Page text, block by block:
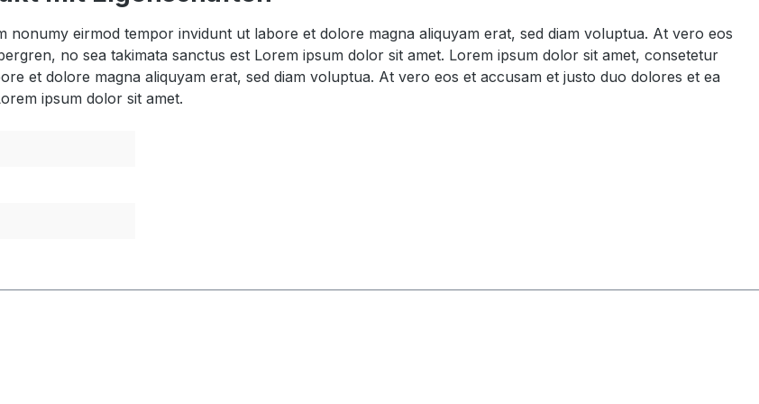
nonumy eirmod tempor invidunt ut labore et dolore magna aliquyam erat, sed diam voluptua. At vero eos
no sea takimata sanctus est Lorem ipsum dolor sit amet. Lorem ipsum dolor sit amet, consetetur
et dolore magna aliquyam erat, sed diam voluptua. At vero eos et accusam et justo duo dolores et ea
ipsum dolor sit amet.